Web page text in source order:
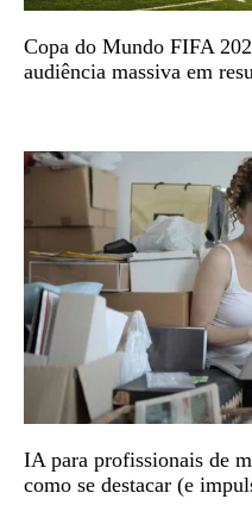
Copa do Mundo FIFA
audiência massiva em
IA para profissionais de
como se destacar (e